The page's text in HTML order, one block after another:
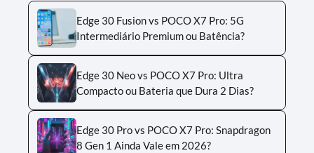
Edge 30 Fusion vs POCO X7 Pro: 5G
Intermediário Premium ou Batência?
Edge 30 Neo vs POCO X7 Pro: Ultra
Compacto ou Bateria que Dura 2 Dias?
Edge 30 Pro vs POCO X7 Pro: Snapdragon
8 Gen 1 Ainda Vale em 2026?